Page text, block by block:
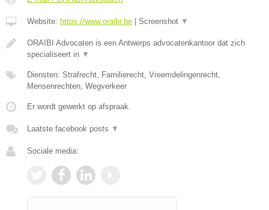
Website: https://www.oraibi.be Screenshot ▼
ORAIBI Advocaten is een Antwerps advocatenkantoor dat zich
specialiseert in ▼
Diensten: Strafrecht, Familierecht, Vreemdelingenrecht,
Mensenrechten, Wegverkeer
Er wordt gewerkt op afspraak.
Laatste facebook posts ▼
Sociale media: